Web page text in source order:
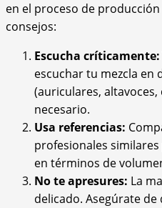
en el proceso de
consejos:
Escucha críticamente:
escuchar tu mezcla en
(auriculares, altavoces,
necesario.
Usa referencias:
profesionales
en términos de
No te apresures: La
delicado. Asegúrate